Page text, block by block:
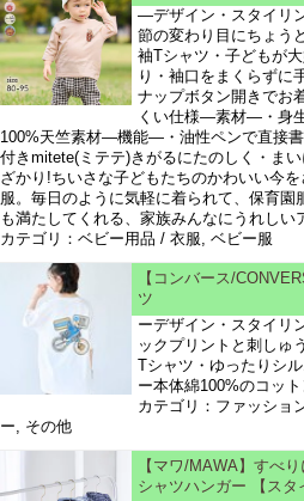
―デザイン・スタイリ
節の変わり目にちょう
袖Tシャツ・子どもが
り・袖口をまくらずに
ナップボタン開きでお
くい仕様―素材―・身
100%天竺素材―機能―・油性ペンで直接
付きmitete(ミテテ)きがるにたのしく・ま
ざかり!ちいさな子どもたちのかわいい今
服。毎日のように気軽に着られて、保育園
も満たしてくれる、家族みんなにうれしい
カテゴリ：ベビー用品 / 衣服, ベビー服
【コンバース/
ツ
ーデザイン・スタイリ
ックプリントと刺しゅ
Tシャツ・ゆったりシ
ー本体綿100%のコッ
カテゴリ：ファッショ
ー, その他
【マワ/MAWA】すべ
シャツハンガー 【スタ